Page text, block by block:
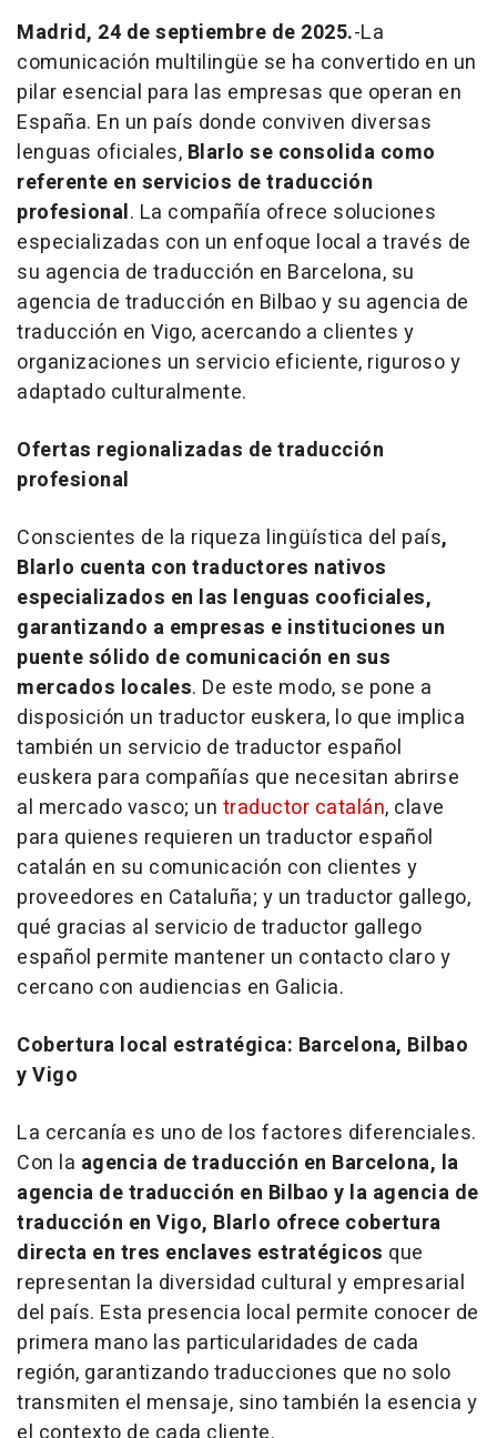
Madrid, 24 de septiembre de 2025.-La
comunicación multilingüe se ha convertido en un
pilar esencial para las empresas que operan en
España. En un país donde conviven diversas
lenguas oficiales, Blarlo se consolida como
referente en servicios de traducción
profesional. La compañía ofrece soluciones
especializadas con un enfoque local a través de
su agencia de traducción en Barcelona, su
agencia de traducción en Bilbao y su agencia de
traducción en Vigo, acercando a clientes y
organizaciones un servicio eficiente, riguroso y
adaptado culturalmente.
Ofertas regionalizadas de traducción
profesional
Conscientes de la riqueza lingüística del país,
Blarlo cuenta con traductores nativos
especializados en las lenguas cooficiales,
garantizando a empresas e instituciones un
puente sólido de comunicación en sus
mercados locales. De este modo, se pone a
disposición un traductor euskera, lo que implica
también un servicio de traductor español
euskera para compañías que necesitan abrirse
al mercado vasco; un traductor catalán, clave
para quienes requieren un traductor español
catalán en su comunicación con clientes y
proveedores en Cataluña; y un traductor gallego,
qué gracias al servicio de traductor gallego
español permite mantener un contacto claro y
cercano con audiencias en Galicia.
Cobertura local estratégica: Barcelona, Bilbao
y Vigo
La cercanía es uno de los factores diferenciales.
Con la agencia de traducción en Barcelona, la
agencia de traducción en Bilbao y la agencia de
traducción en Vigo, Blarlo ofrece cobertura
directa en tres enclaves estratégicos que
representan la diversidad cultural y empresarial
del país. Esta presencia local permite conocer de
primera mano las particularidades de cada
región, garantizando traducciones que no solo
transmiten el mensaje, sino también la esencia y